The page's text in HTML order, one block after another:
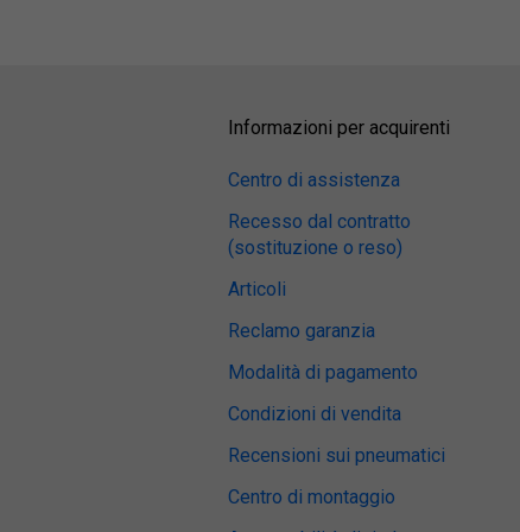
Auto Bild
Informazioni per acquirenti
Centro di assistenza
Recesso dal contratto
(sostituzione o reso)
Articoli
Reclamo garanzia
Modalità di pagamento
Condizioni di vendita
Recensioni sui pneumatici
Centro di montaggio